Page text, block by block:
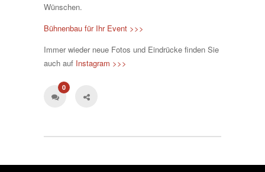
Wünschen.
Bühnenbau für Ihr Event >>>
Immer wieder neue Fotos und Eindrücke finden Sie
auch auf Instagram >>>
0